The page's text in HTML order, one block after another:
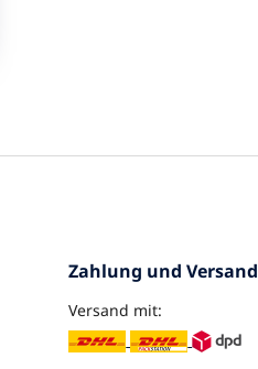
Zahlung und Versand
Versand mit: